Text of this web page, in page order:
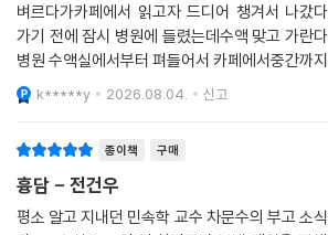
신이라는 고전적인 호러 요소를 매력적으로 풀어
흉담을 듣고 난 ‘나’에게 연이어 기묘한 일이 발생
게 전화가 걸려오는가 하면, 기억을 잃은 채로 응
죽음을 피하지 못하리라는 위협에 사로잡혀 이성
국에는 다른 사람에게 흉담을 퍼뜨리는 방식으로
전파되고 있었다. 이러한 저주의 작동 원리는 엄습
설득력을 부여함으로써 기존 공포소설과는 차별
벼르다가카페에서 읽고자 드디어 챙겨서 나갔
가기 전에 잠시 병원에 들렸는데수액 맞고 가란
병원 수액실에서부터 펴들어서 카페에서중간까
집에서 마무리했다.그래도 사람 많은 곳에서 읽
꼼 덜 무섭더라 헤헤* 이 책은 프롤로그에서부터
k*****y 2026.08.04. 신고
종이책 구매
흉담 - 전건우
평소 알고 지내던 민속학 교수 차문수의 부고 소